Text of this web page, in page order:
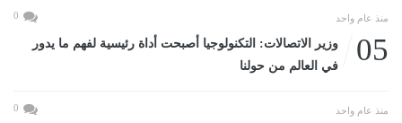
منذ عام واحد 0
05
وزير الاتصالات: التكنولوجيا أصبحت أداة رئيسية لفهم ما يدور
في العالم من حولنا
منذ عام واحد 0